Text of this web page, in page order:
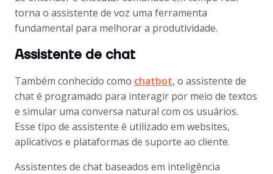
torna o assistente de voz uma ferramenta
fundamental para melhorar a produtividade.
Assistente de chat
Também conhecido como chatbot, o assistente de
chat é programado para interagir por meio de textos
e simular uma conversa natural com os usuários.
Esse tipo de assistente é utilizado em websites,
aplicativos e plataformas de suporte ao cliente.
Assistentes de chat baseados em inteligência